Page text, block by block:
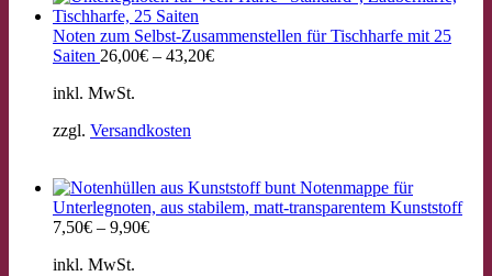
Noten zum Selbst-Zusammenstellen für Tischharfe mit 25
Saiten 26,00€ – 43,20€
inkl. MwSt.
zzgl. Versandkosten
Notenmappe für
Unterlegnoten, aus stabilem, matt-transparentem Kunststoff
7,50€ – 9,90€
inkl. MwSt.